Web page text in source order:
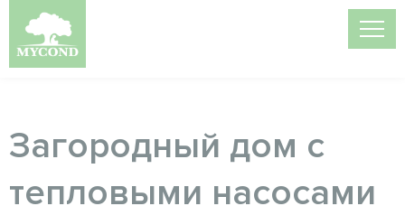
Загородный дом с
тепловыми насосами